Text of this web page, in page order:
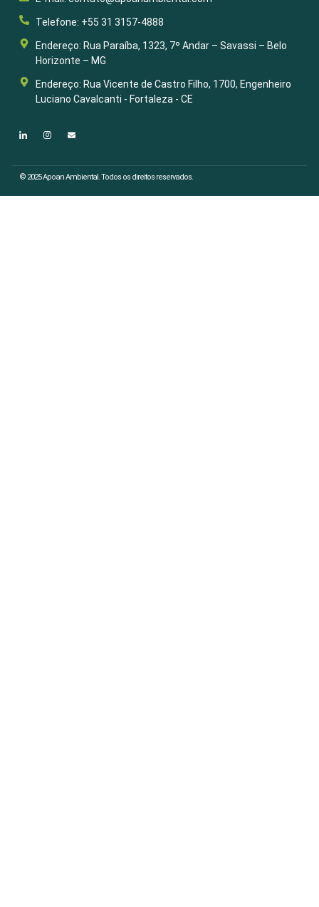
Telefone: +55 31 3157-4888
Endereço: Rua Paraíba, 1323, 7º Andar – Savassi – Belo
Horizonte – MG
Endereço: Rua Vicente de Castro Filho, 1700, Engenheiro
Luciano Cavalcanti - Fortaleza - CE
© 2025 Apoan Ambiental. Todos os direitos reservados.